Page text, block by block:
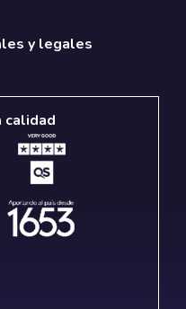
y legales
calidad